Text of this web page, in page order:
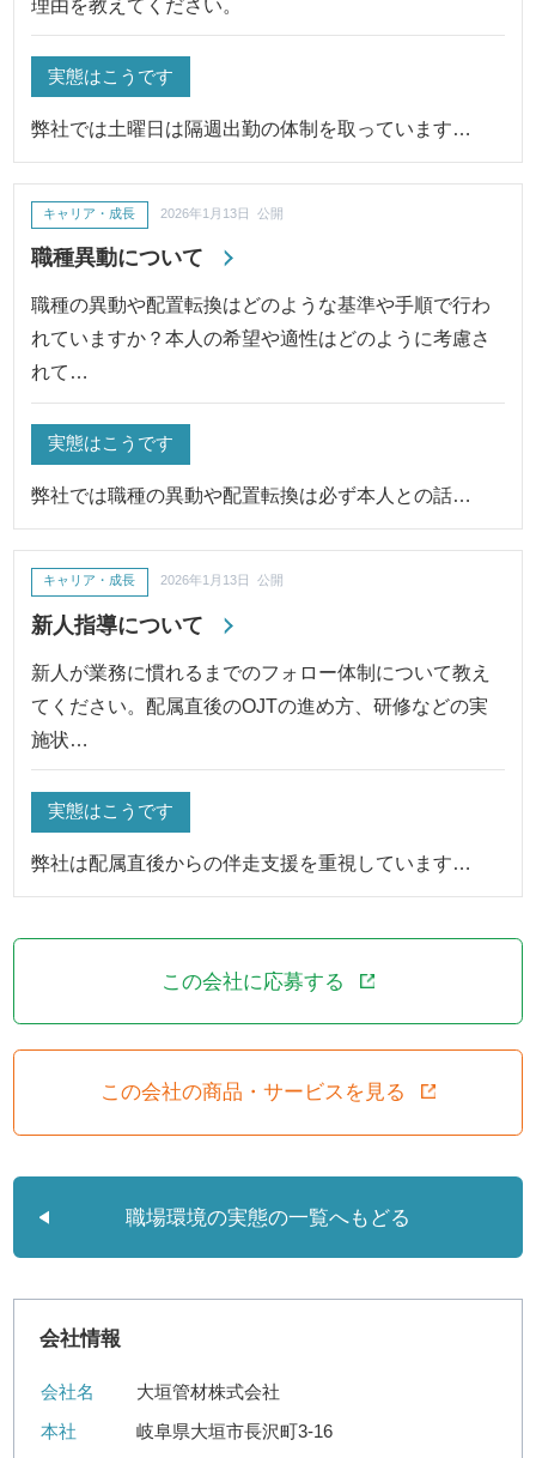
実態はこうです
弊社では土曜日は隔週出勤の体制を取っています…
職種異動について
キャリア・成長 2026年1月13日 公開
職種の異動や配置転換はどのような基準や手順で行わ
れていますか？本人の希望や適性はどのように考慮さ
れて…
実態はこうです
弊社では職種の異動や配置転換は必ず本人との話…
新人指導について
キャリア・成長 2026年1月13日 公開
新人が業務に慣れるまでのフォロー体制について教え
てください。配属直後のOJTの進め方、研修などの実
施状…
実態はこうです
弊社は配属直後からの伴走支援を重視しています…
この会社に応募する
この会社の商品・サービスを見る
職場環境の実態の一覧へもどる
会社情報
会社名
大垣管材株式会社
本社
岐阜県大垣市長沢町3-16